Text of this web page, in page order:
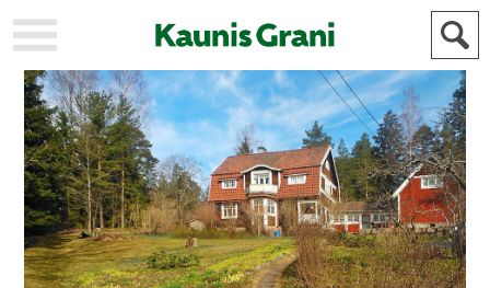
KAUPUNKI
STADEN
AJANKOHTAISTA
AKTUELLT
URHEILU
IDROTT
KULTTUURI
KULTUR
HISTORIA
HISTORIA
YLEINEN
ALLMÄN